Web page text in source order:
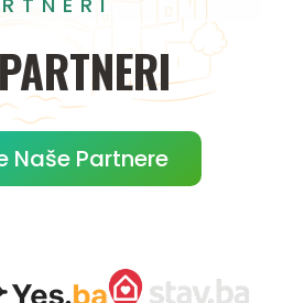
PARTNERI
Naše Partnere